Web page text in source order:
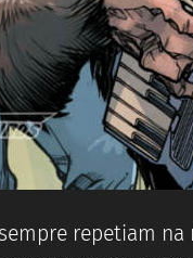
repetiam na